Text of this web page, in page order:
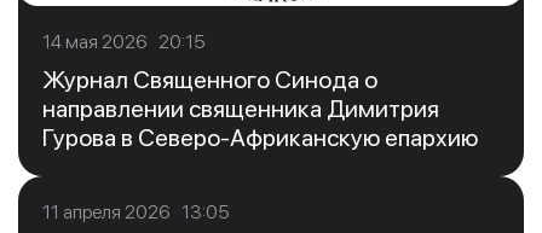
14 мая 2026 20:15
Журнал Священного Синода о
направлении священника Димитрия
Гурова в Северо-Африканскую епархию
11 апреля 2026 13:05